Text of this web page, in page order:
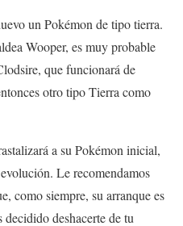
un Pokémon de tipo tierra.
Wooper, es muy probable
que funcionará de
otro tipo Tierra como
a su Pokémon inicial,
Le recomendamos
como siempre, su arranque es
deshacerte de tu